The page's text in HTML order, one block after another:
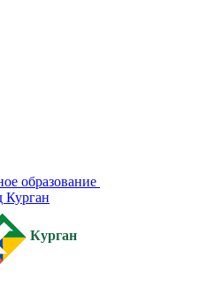
образование
Курган
Курган